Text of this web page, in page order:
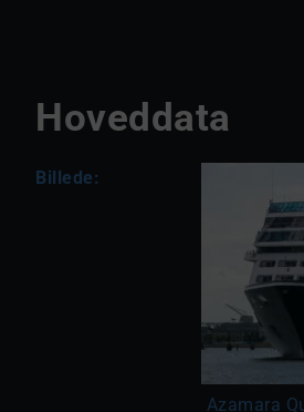
Hoveddata
Billede:
Azamara